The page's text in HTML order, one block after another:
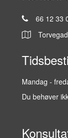
66 12 33
Mandag -
Du behøver